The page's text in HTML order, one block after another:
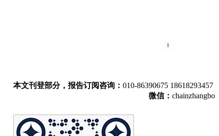
本文刊登部分，报告订阅咨询： 010-86390675 18618293457
微信： chainzhangbo